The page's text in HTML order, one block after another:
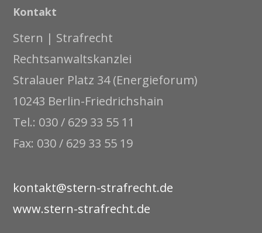
Kontakt
Stern | Strafrecht
Rechtsanwaltskanzlei
Stralauer Platz 34 (Energieforum)
10243 Berlin-Friedrichshain
Tel.: 030 / 629 33 55 11
Fax: 030 / 629 33 55 19
kontakt@stern-strafrecht.de
www.stern-strafrecht.de